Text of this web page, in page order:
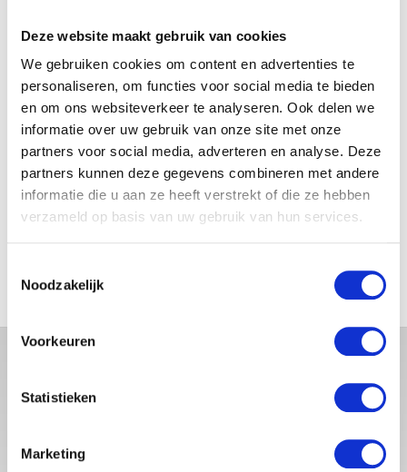
Deze website maakt gebruik van cookies
We gebruiken cookies om content en advertenties te
personaliseren, om functies voor social media te bieden
en om ons websiteverkeer te analyseren. Ook delen we
informatie over uw gebruik van onze site met onze
partners voor social media, adverteren en analyse. Deze
partners kunnen deze gegevens combineren met andere
informatie die u aan ze heeft verstrekt of die ze hebben
verzameld op basis van uw gebruik van hun services.
Noodzakelijk
Voorkeuren
Statistieken
Marketing
MAMA THIRZA VLOG: OP
VAKANTIE & TWEE ZIEKE
KINDEREN
MAMA CARMEN VLOG:
SCHOLEN ZIJN WEER